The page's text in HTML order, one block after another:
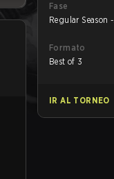
Fase
Regular Season -
Formato
Best of 3
IR AL TORNEO